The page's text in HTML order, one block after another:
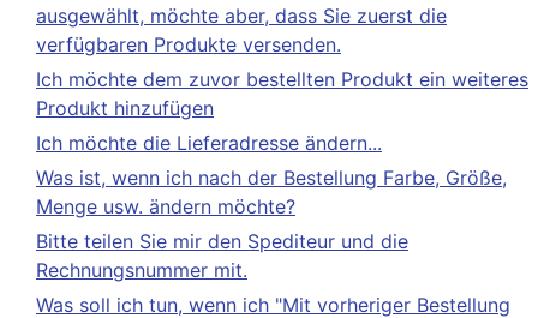
ausgewählt, möchte aber, dass Sie zuerst die
verfügbaren Produkte versenden.
Ich möchte dem zuvor bestellten Produkt ein weiteres
Produkt hinzufügen
Ich möchte die Lieferadresse ändern...
Was ist, wenn ich nach der Bestellung Farbe, Größe,
Menge usw. ändern möchte?
Bitte teilen Sie mir den Spediteur und die
Rechnungsnummer mit.
Was soll ich tun, wenn ich "Mit vorheriger Bestellung